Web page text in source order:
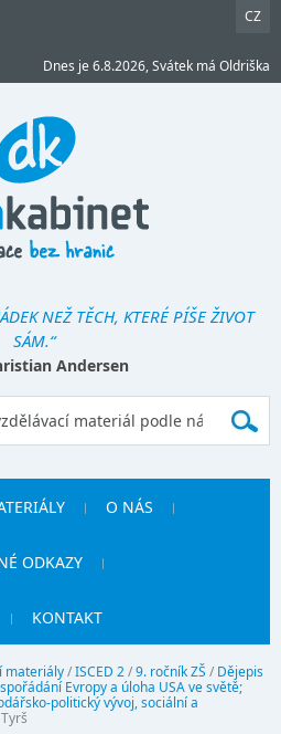
CZ
Dnes je 6.8.2026, Svátek má Oldriška
NEŽ TĚCH, KTERÉ PÍŠE ŽIVOT
SÁM.“
Andersen
O NÁS
ODKAZY
KONTAKT
materiály/ISCED 2/9. ročník ZŠ / Dějepis
Evropy a úloha USA ve světě;
politický vývoj, sociální a